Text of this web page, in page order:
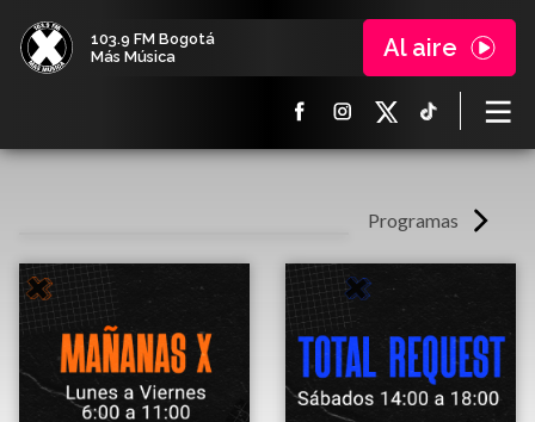
103.9 FM Bogotá
Más Música
Al aire
Programas